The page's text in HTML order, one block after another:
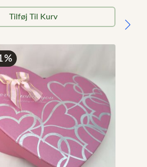
Tilføj Til Kurv